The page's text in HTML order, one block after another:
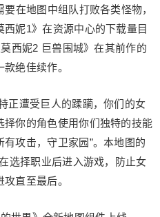
在地图中组队打败各类怪物，
妮1》在资源中心的下载量目
西妮2 巨兽围城》在其前作的
绝佳续作。
遭受巨人的蹂躏，你们的女
你的角色使用你们独特的技能
攻击，守卫家园”。本地图的
选择职业后进入游戏，防止女
直至最后。